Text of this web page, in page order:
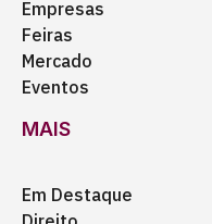
Empresas
Feiras
Mercado
Eventos
MAIS
Em Destaque